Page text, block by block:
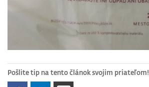
Pošlite tip na tento článok svojim priateľom!